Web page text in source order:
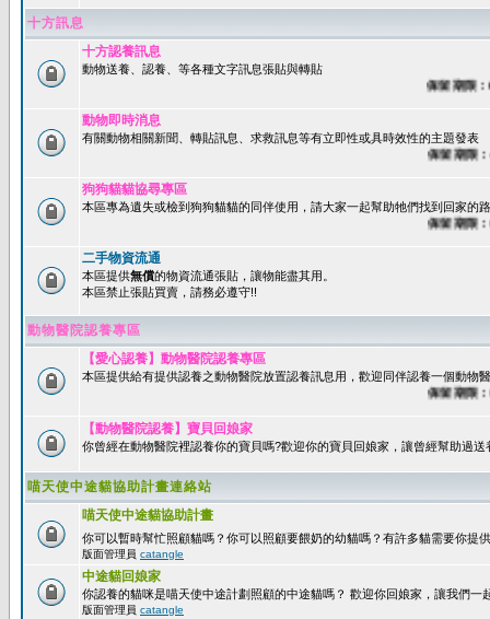
十方訊息
十方認養訊息
動物送養、認養、等各種文字訊息張貼與轉貼
保留期限：60
動物即時消息
有關動物相關新聞、轉貼訊息、求救訊息等有立即性或具時效性的主題發表
保留期限：45
狗狗貓貓協尋專區
本區專為遺失或檢到狗狗貓貓的同伴使用，請大家一起幫助牠們找到回家的
保留期限：60
二手物資流通
本區提供無償的物資流通張貼，讓物能盡其用。
本區禁止張貼買賣，請務必遵守!!
動物醫院認養專區
【愛心認養】動物醫院認養專區
本區提供給有提供認養之動物醫院放置認養訊息用，歡迎同伴認養一個動物
保留期限：60
【動物醫院認養】寶貝回娘家
你曾經在動物醫院裡認養你的寶貝嗎?歡迎你的寶貝回娘家，讓曾經幫助過
喵天使中途貓協助計畫連絡站
喵天使中途貓協助計畫
你可以暫時幫忙照顧貓嗎？你可以照顧要餵奶的幼貓嗎？有許多貓需要你提
版面管理員 catangle
中途貓回娘家
你認養的貓咪是喵天使中途計劃照顧的中途貓嗎？ 歡迎你回娘家，讓我們一
版面管理員 catangle